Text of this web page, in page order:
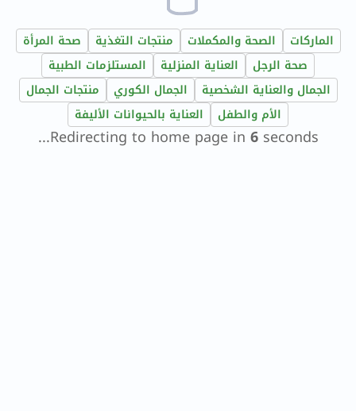
الماركات الصحة والمكملات منتجات التغذية
صحة المرأة
صحة الرجل
العناية المنزلية
المستلزمات الطبية
الجمال والعناية الشخصية
الجمال الكوري
منتجات الجمال
الأم والطفل
العناية بالحيوانات الأليفة
Redirecting to home page in 6seconds...